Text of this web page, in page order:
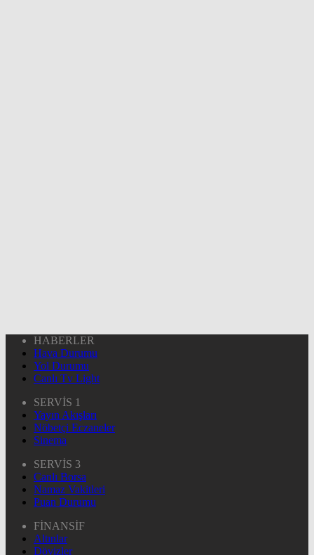
HABERLER
Hava Durumu
Yol Durumu
Canlı Tv Light
SERVİS 1
Yayın Akışları
Nöbetçi Eczaneler
Sinema
SERVİS 3
Canlı Borsa
Namaz Vakitleri
Puan Durumu
FİNANSİF
Altınlar
Dövizler